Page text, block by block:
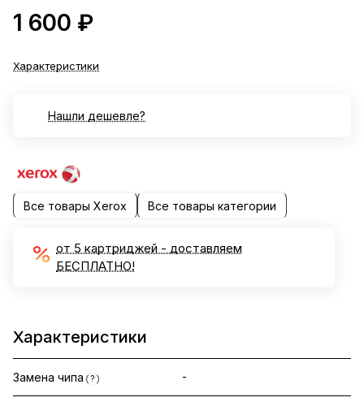
1 600 ₽
Характеристики
Нашли дешевле?
Все товары Xerox Все товары категории
от 5 картриджей - доставляем
БЕСПЛАТНО!
Характеристики
Замена чипа ? -